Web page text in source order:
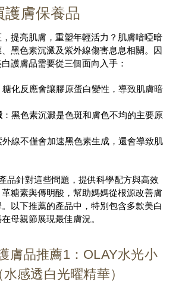
護膚保養品
提亮肌膚，重塑年輕活力？肌膚喑啞暗
黑色素沉澱及紫外線傷害息息相關。因
護膚品需要從三個面向入手：
糖化反應會讓膠原蛋白變性，導致肌膚暗
：黑色素沉澱是色斑和膚色不均的主要原
外線不僅會加速黑色素生成，還會導致肌
品針對這些問題，提供科學配方與高效
糖素與傳明酸，幫助媽媽從根源改善膚
以下推薦的產品中，特別包含多款美白
母親節展現最佳膚況。
膚品推薦1：OLAY水光小
感透白光曜精華）